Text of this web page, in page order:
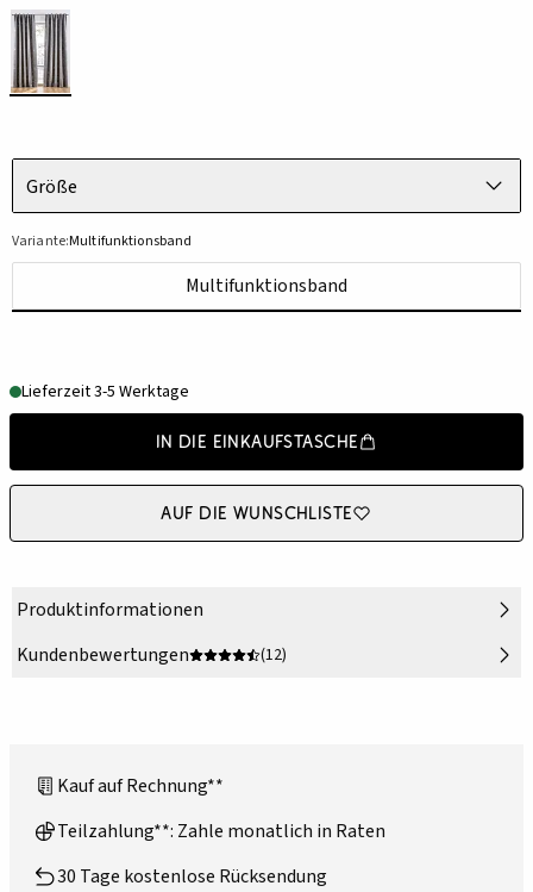
Größe
Variante:Multifunktionsband
Multifunktionsband
Lieferzeit 3-5 Werktage
In die Einkaufstasche
Auf die Wunschliste
Produktinformationen
Kundenbewertungen
(12)
Kauf auf Rechnung**
Teilzahlung**: Zahle monatlich in Raten
30 Tage kostenlose Rücksendung